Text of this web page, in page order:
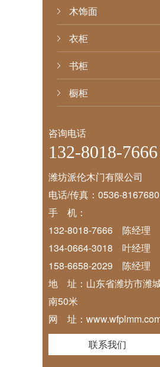
木饰面
衣柜
书柜
橱柜
咨询电话
132-8018-7666
潍坊派伦木门有限公司
电话/传真：0536-8167680
手 机：
132-8018-7666 陈经
134-0664-3018 叶经理
158-6658-2029 陈经理
地 址：山东省潍坊市潍
南50米
网 址：
联系我们